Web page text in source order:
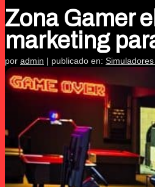
Zona Gamer
marketing
por admin | publicado en: